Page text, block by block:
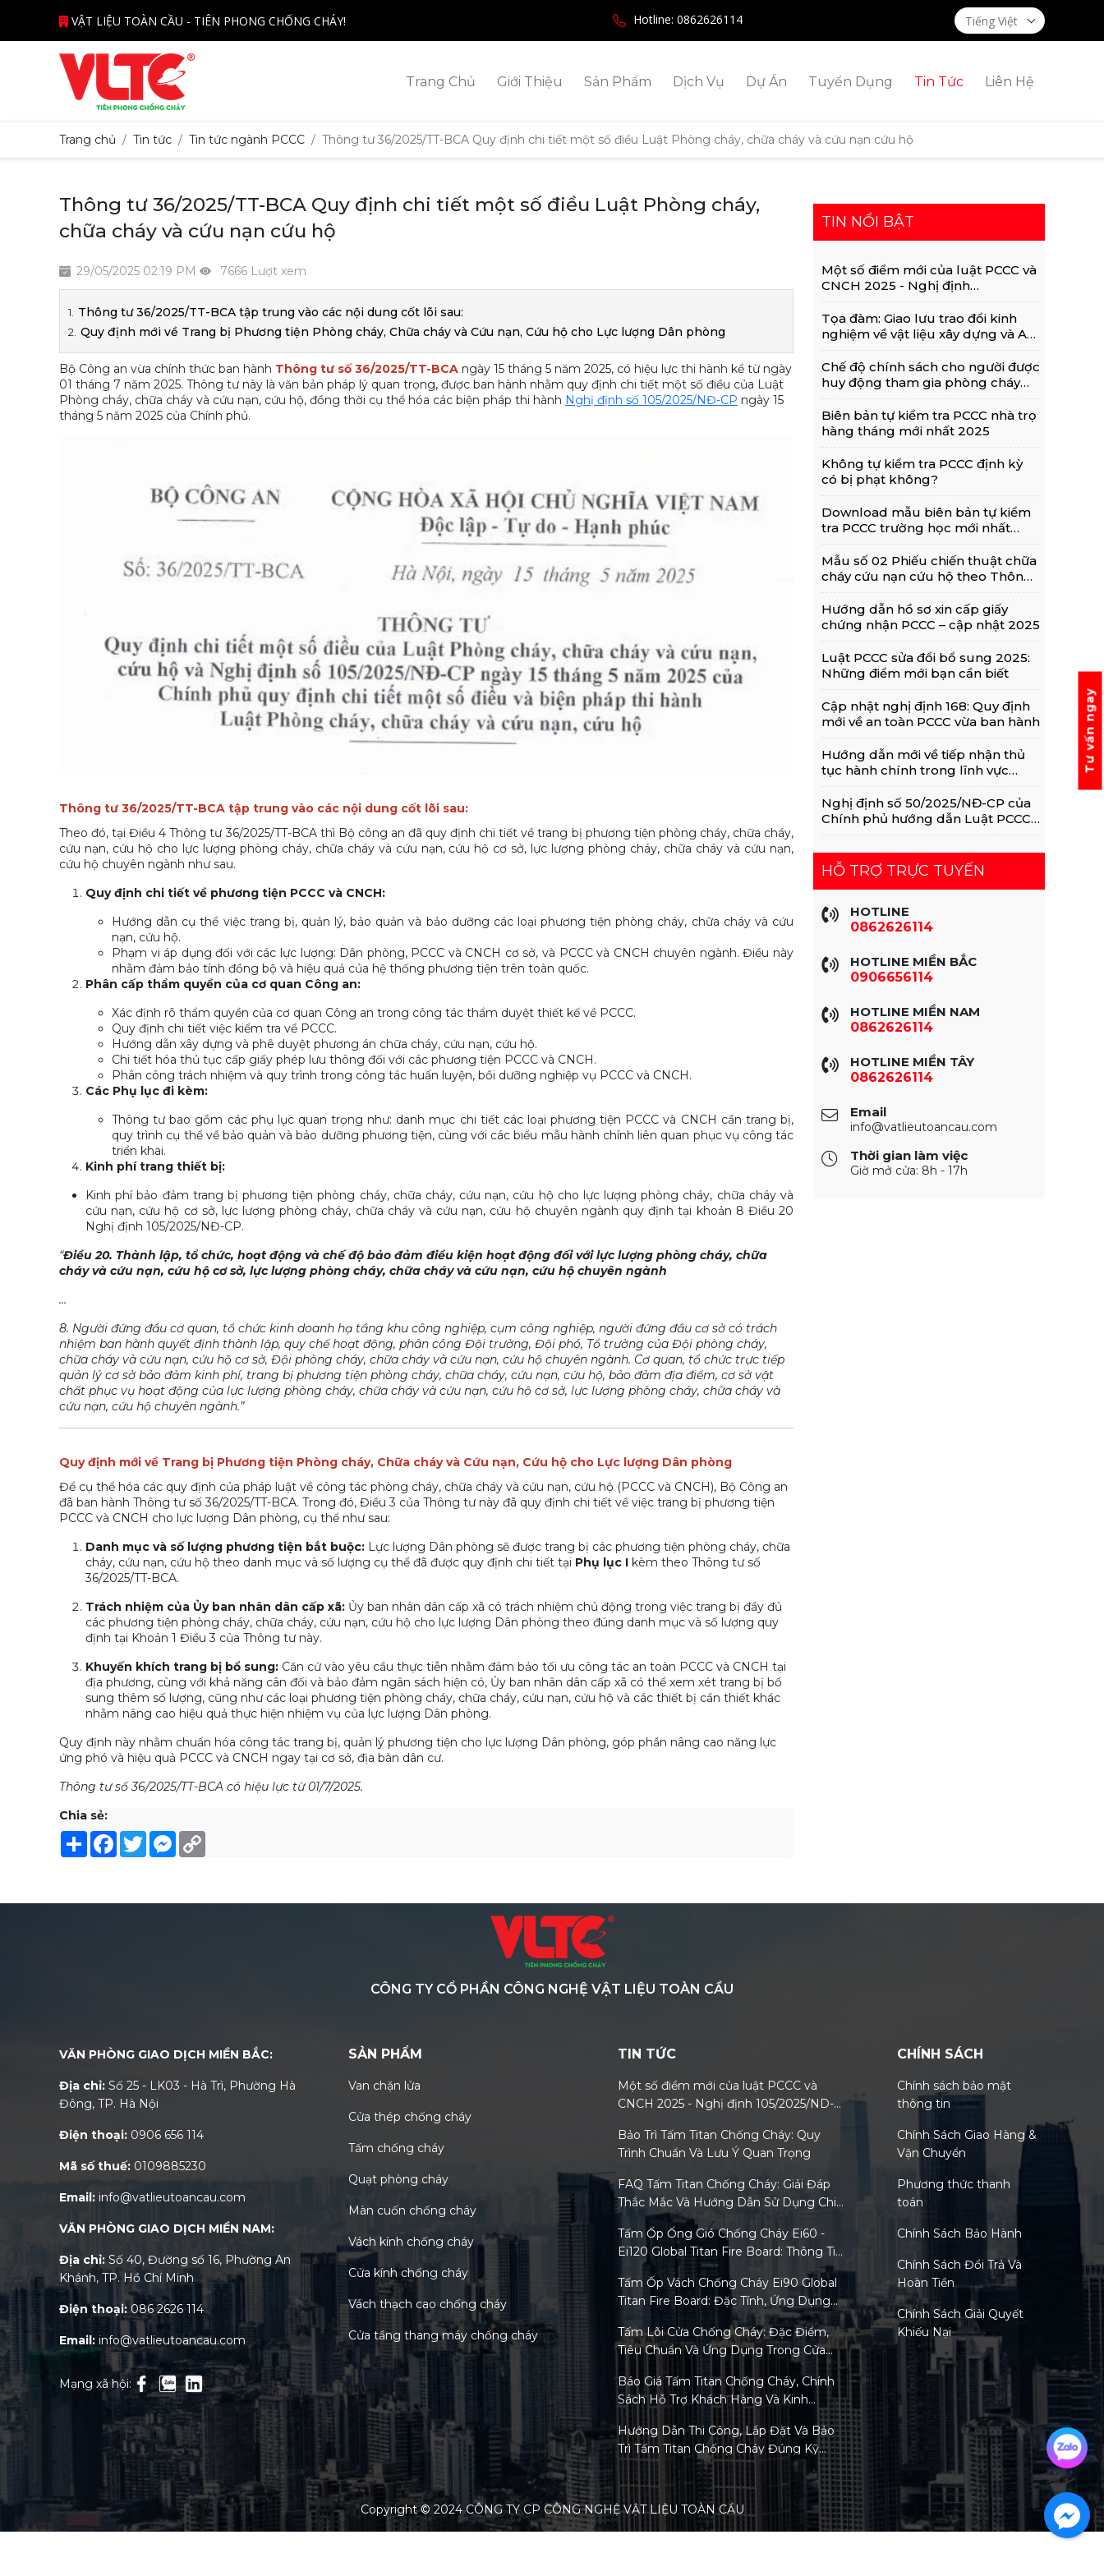
VẬT LIỆU TOÀN CẦU - TIÊN PHONG CHỐNG CHÁY! Hotline: 0862626114 Tiếng Việt
Trang Chủ Giới Thiệu Sản Phẩm Dịch Vụ Dự Án Tuyển Dụng Tin Tức Liên Hệ
Trang chủ Tin tức Tin tức ngành PCCC Thông tư 36/2025/TT-BCA Quy định chi tiết một số điều Luật Phòng cháy, chữa cháy và cứu nạn cứu hộ
Thông tư 36/2025/TT-BCA Quy định chi tiết một số điều Luật Phòng cháy,
chữa cháy và cứu nạn cứu hộ
29/05/2025 02:19 PM 7666 Lượt xem
Thông tư 36/2025/TT-BCA tập trung vào các nội dung cốt lõi sau:
Quy định mới về Trang bị Phương tiện Phòng cháy, Chữa cháy và Cứu nạn, Cứu hộ cho Lực lượng Dân phòng
Bộ Công an vừa chính thức ban hành Thông tư số 36/2025/TT-BCA ngày 15 tháng 5 năm 2025, có hiệu lực thi hành kể từ ngày
01 tháng 7 năm 2025. Thông tư này là văn bản pháp lý quan trọng, được ban hành nhằm quy định chi tiết một số điều của Luật
Phòng cháy, chữa cháy và cứu nạn, cứu hộ, đồng thời cụ thể hóa các biện pháp thi hành Nghị định số 105/2025/NĐ-CP ngày 15
tháng 5 năm 2025 của Chính phủ.
Thông tư 36/2025/TT-BCA tập trung vào các nội dung cốt lõi sau:
Theo đó, tại Điều 4 Thông tư 36/2025/TT-BCA thì Bộ công an đã quy định chi tiết về trang bị phương tiện phòng cháy, chữa cháy,
cứu nạn, cứu hộ cho lực lượng phòng cháy, chữa cháy và cứu nạn, cứu hộ cơ sở, lực lượng phòng cháy, chữa cháy và cứu nạn,
cứu hộ chuyên ngành như sau.
Quy định chi tiết về phương tiện PCCC và CNCH:
Hướng dẫn cụ thể việc trang bị, quản lý, bảo quản và bảo dưỡng các loại phương tiện phòng cháy, chữa cháy và cứu
nạn, cứu hộ.
Phạm vi áp dụng đối với các lực lượng: Dân phòng, PCCC và CNCH cơ sở, và PCCC và CNCH chuyên ngành. Điều này
nhằm đảm bảo tính đồng bộ và hiệu quả của hệ thống phương tiện trên toàn quốc.
Phân cấp thẩm quyền của cơ quan Công an:
Xác định rõ thẩm quyền của cơ quan Công an trong công tác thẩm duyệt thiết kế về PCCC.
Quy định chi tiết việc kiểm tra về PCCC.
Hướng dẫn xây dựng và phê duyệt phương án chữa cháy, cứu nạn, cứu hộ.
Chi tiết hóa thủ tục cấp giấy phép lưu thông đối với các phương tiện PCCC và CNCH.
Phân công trách nhiệm và quy trình trong công tác huấn luyện, bồi dưỡng nghiệp vụ PCCC và CNCH.
Các Phụ lục đi kèm:
Thông tư bao gồm các phụ lục quan trọng như: danh mục chi tiết các loại phương tiện PCCC và CNCH cần trang bị,
quy trình cụ thể về bảo quản và bảo dưỡng phương tiện, cùng với các biểu mẫu hành chính liên quan phục vụ công tác
triển khai.
Kinh phí trang thiết bị:
Kinh phí bảo đảm trang bị phương tiện phòng cháy, chữa cháy, cứu nạn, cứu hộ cho lực lượng phòng cháy, chữa cháy và
cứu nạn, cứu hộ cơ sở, lực lượng phòng cháy, chữa cháy và cứu nạn, cứu hộ chuyên ngành quy định tại khoản 8 Điều 20
Nghị định 105/2025/NĐ-CP.
“Điều 20. Thành lập, tổ chức, hoạt động và chế độ bảo đảm điều kiện hoạt động đối với lực lượng phòng cháy, chữa
cháy và cứu nạn, cứu hộ cơ sở, lực lượng phòng cháy, chữa cháy và cứu nạn, cứu hộ chuyên ngành
…
8. Người đứng đầu cơ quan, tổ chức kinh doanh hạ tầng khu công nghiệp, cụm công nghiệp, người đứng đầu cơ sở có trách
nhiệm ban hành quyết định thành lập, quy chế hoạt động, phân công Đội trưởng, Đội phó, Tổ trưởng của Đội phòng cháy,
chữa cháy và cứu nạn, cứu hộ cơ sở, Đội phòng cháy, chữa cháy và cứu nạn, cứu hộ chuyên ngành. Cơ quan, tổ chức trực tiếp
quản lý cơ sở bảo đảm kinh phí, trang bị phương tiện phòng cháy, chữa cháy, cứu nạn, cứu hộ, bảo đảm địa điểm, cơ sở vật
chất phục vụ hoạt động của lực lượng phòng cháy, chữa cháy và cứu nạn, cứu hộ cơ sở, lực lượng phòng cháy, chữa cháy và
cứu nạn, cứu hộ chuyên ngành.”
Quy định mới về Trang bị Phương tiện Phòng cháy, Chữa cháy và Cứu nạn, Cứu hộ cho Lực lượng Dân phòng
Để cụ thể hóa các quy định của pháp luật về công tác phòng cháy, chữa cháy và cứu nạn, cứu hộ (PCCC và CNCH), Bộ Công an
đã ban hành Thông tư số 36/2025/TT-BCA. Trong đó, Điều 3 của Thông tư này đã quy định chi tiết về việc trang bị phương tiện
PCCC và CNCH cho lực lượng Dân phòng, cụ thể như sau:
Danh mục và số lượng phương tiện bắt buộc: Lực lượng Dân phòng sẽ được trang bị các phương tiện phòng cháy, chữa
cháy, cứu nạn, cứu hộ theo danh mục và số lượng cụ thể đã được quy định chi tiết tại Phụ lục I kèm theo Thông tư số
36/2025/TT-BCA.
Trách nhiệm của Ủy ban nhân dân cấp xã: Ủy ban nhân dân cấp xã có trách nhiệm chủ động trong việc trang bị đầy đủ
các phương tiện phòng cháy, chữa cháy, cứu nạn, cứu hộ cho lực lượng Dân phòng theo đúng danh mục và số lượng quy
định tại Khoản 1 Điều 3 của Thông tư này.
Khuyến khích trang bị bổ sung: Căn cứ vào yêu cầu thực tiễn nhằm đảm bảo tối ưu công tác an toàn PCCC và CNCH tại
địa phương, cùng với khả năng cân đối và bảo đảm ngân sách hiện có, Ủy ban nhân dân cấp xã có thể xem xét trang bị bổ
sung thêm số lượng, cũng như các loại phương tiện phòng cháy, chữa cháy, cứu nạn, cứu hộ và các thiết bị cần thiết khác
nhằm nâng cao hiệu quả thực hiện nhiệm vụ của lực lượng Dân phòng.
Quy định này nhằm chuẩn hóa công tác trang bị, quản lý phương tiện cho lực lượng Dân phòng, góp phần nâng cao năng lực
ứng phó và hiệu quả PCCC và CNCH ngay tại cơ sở, địa bàn dân cư.
Thông tư số 36/2025/TT-BCA có hiệu lực từ 01/7/2025.
Chia sẻ:
Share Facebook
TwitterMessenger
TIN NỔI BẬT
Một số điểm mới của luật PCCC và
CNCH 2025 - Nghị định
36/2025/TT-BCA
Tọa đàm: Giao lưu trao đổi kinh
nghiệm về vật liệu xây dựng và An
Nhà Và Công Trình
Chế độ chính sách cho người được
huy động tham gia phòng cháy
Biên bản tự kiểm tra PCCC nhà trọ
hàng tháng mới nhất 2025
Không tự kiểm tra PCCC định kỳ
có bị phạt không?
Download mẫu biên bản tự kiểm
tra PCCC trường học mới nhất
Mẫu số 02 Phiếu chiến thuật chữa
cháy cứu nạn cứu hộ theo Thông
Hướng dẫn hồ sơ xin cấp giấy
chứng nhận PCCC – cập nhật 2025
Luật PCCC sửa đổi bổ sung 2025:
Những điểm mới bạn cần biết
Cập nhật nghị định 168: Quy định
mới về an toàn PCCC vừa ban hành
Hướng dẫn mới về tiếp nhận thủ
tục hành chính trong lĩnh vực
Nghị định số 50/2025/NĐ-CP của
Chính phủ hướng dẫn Luật PCCC
HỖ TRỢ TRỰC TUYẾN
HOTLINE
0862626114
HOTLINE MIỀN BẮC
0906656114
HOTLINE MIỀN NAM
0862626114
HOTLINE MIỀN TÂY
0862626114
Email
info@vatlieutoancau.com
Thời gian làm việc
Giờ mở cửa: 8h - 17h
CÔNG TY CỔ PHẦN CÔNG NGHỆ VẬT LIỆU TOÀN CẦU
VĂN PHÒNG GIAO DỊCH MIỀN BẮC:
Địa chỉ: Số 25 - LK03 - Hà Trì, Phường Hà
Đông, TP. Hà Nội
Điện thoại: 0906 656 114
Mã số thuế: 0109885230
Email: info@vatlieutoancau.com
VĂN PHÒNG GIAO DỊCH MIỀN NAM:
Địa chỉ: Số 40, Đường số 16, Phường An
Khánh, TP. Hồ Chí Minh
Điện thoại: 086 2626 114
Email: info@vatlieutoancau.com
Mạng xã hội:
SẢN PHẨM
Van chặn lửa
Cửa thép chống cháy
Tấm chống cháy
Quạt phòng cháy
Màn cuốn chống cháy
Vách kính chống cháy
Cửa kính chống cháy
Vách thạch cao chống cháy
Cửa tầng thang máy chống cháy
TIN TỨC
Một số điểm mới của luật PCCC và
CNCH 2025 - Nghị định 105/2025/ND-
Bảo Trì Tấm Titan Chống Cháy: Quy
Trình Chuẩn Và Lưu Ý Quan Trọng
FAQ Tấm Titan Chống Cháy: Giải Đáp
Thắc Mắc Và Hướng Dẫn Sử Dụng Chi
Tấm Ốp Ống Gió Chống Cháy Ei60 -
Ei120 Global Titan Fire Board: Thông Tin
Tấm Ốp Vách Chống Cháy Ei90 Global
Titan Fire Board: Đặc Tính, Ứng Dụng
Tấm Lõi Cửa Chống Cháy: Đặc Điểm,
Tiêu Chuẩn Và Ứng Dụng Trong Cửa
Chống Cháy
Báo Giá Tấm Titan Chống Cháy, Chính
Sách Hỗ Trợ Khách Hàng Và Kinh
Nghiệm Lựa Chọn Sử Dụng Hiệu Quả
Hướng Dẫn Thi Công, Lắp Đặt Và Bảo
Trì Tấm Titan Chống Cháy Đúng Kỹ
Tiêu Chuẩn Tấm Titan Chống Cháy Và
Xu Hướng Kiểm Định Mới Nhất 2026
Phân Loại Các Loại Tấm Titan Chống
CHÍNH SÁCH
Chính sách bảo mật
thông tin
Chính Sách Giao Hàng &
Vận Chuyển
Phương thức thanh
toán
Chính Sách Bảo Hành
Chính Sách Đổi Trả Và
Hoàn Tiền
Chính Sách Giải Quyết
Khiếu Nại
Copyright © 2024 CÔNG TY CP CÔNG NGHỆ VẬT LIỆU TOÀN CẦU
Tư vấn ngay